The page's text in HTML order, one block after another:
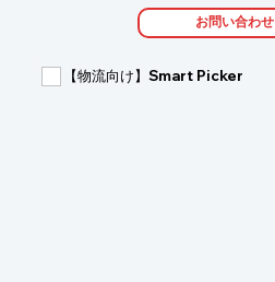
・工場での部品供給
・物流センターでの仕分け作業
・作業員の負担軽減
お問い合わせ
【物流向け】Smart Picker